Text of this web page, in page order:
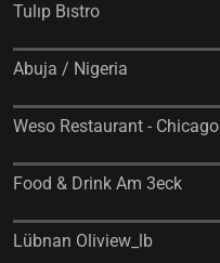
Tulıp Bıstro
Abuja / Nigeria
Weso Restaurant - Chicago
Food & Drink Am 3eck
Lübnan Oliview_lb